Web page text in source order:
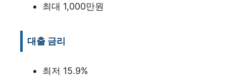
최대 1,000만원
대출 금리
최저 15.9%